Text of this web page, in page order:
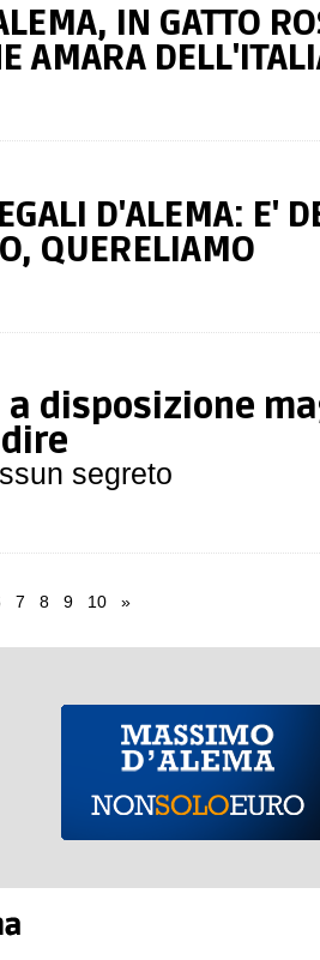
IN GATTO
AMARA
D'ALEMA: E'
QUERELIAMO
a disposizione
segreto
7 8 9 10 »